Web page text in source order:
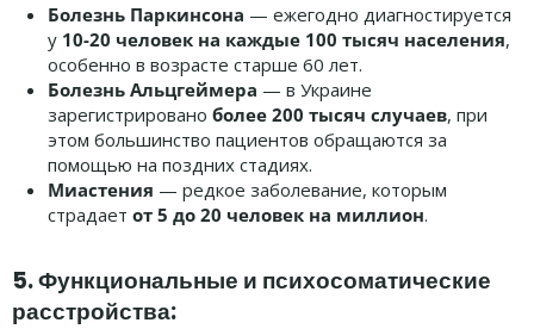
Болезнь Паркинсона — ежегодно диагностируется
у 10-20 человек на каждые 100 тысяч населения,
особенно в возрасте старше 60 лет.
Болезнь Альцгеймера — в Украине
зарегистрировано более 200 тысяч случаев, при
этом большинство пациентов обращаются за
помощью на поздних стадиях.
Миастения — редкое заболевание, которым
страдает от 5 до 20 человек на миллион.
5. Функциональные и психосоматические
расстройства: